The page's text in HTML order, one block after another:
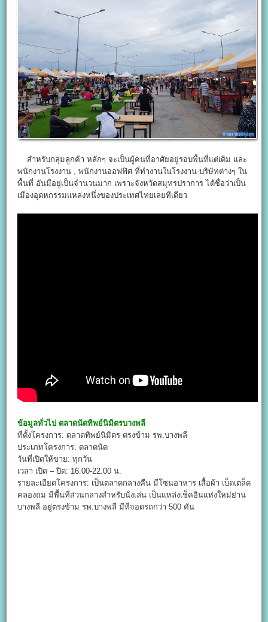
สำหรับกลุ่มลูกค้า หลักๆ จะเป็นผู้คนที่อาศัยอยู่รอบพื้นที่แต่เดิม และ
พนักงานโรงงาน , พนักงานออฟฟิศ ที่ทำงานในโรงงาน-บริษัทต่างๆ ใน
พื้นที่ อันมีอยู่เป็นจำนวนมาก เพราะจังหวัดสมุทรปราการ ได้ชื่อว่าเป็น
เมืองอุตหกรรมแหล่งหนึ่งของประเทศไทยเลยทีเดียว
ข้อมูลทั่วไป ตลาดนัดทิพย์นิมิตรบางพลี
ที่ตั้งโครงการ: ตลาดทิพย์นิมิตร ตรงข้าม รพ.บางพลี
ประเภทโครงการ: ตลาดนัด
วันที่เปิดให้ขาย: ทุกวัน
เวลา เปิด – ปิด: 16.00-22.00 น.
รายละเอียดโครงการ: เป็นตลาดกลางคืน มีโซนอาหาร เสื้อผ้า เบ็ดเตล็ด
คลองถม มีพื้นที่ส่วนกลางสำหรับนั่งเล่น เป็นแหล่งเช็คอินแห่งใหม่ย่าน
บางพลี อยู่ตรงข้าม รพ.บางพลี มีที่จอดรถกว่า 500 คัน